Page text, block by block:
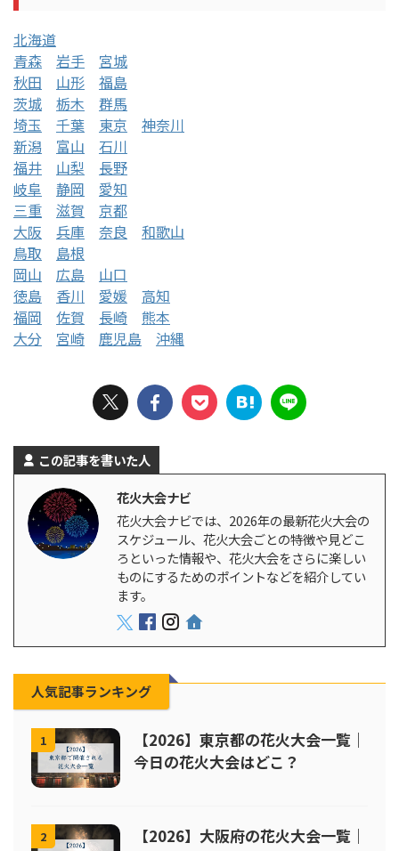
北海道
青森
岩手
宮城
秋田
山形
福島
茨城
栃木
群馬
埼玉
千葉 東京
神奈川
新潟
富山
石川
福井
山梨
長野
岐阜
静岡
愛知
三重
滋賀
京都
大阪
兵庫 奈良
和歌山
鳥取
島根
岡山
広島
山口
徳島
香川 愛媛
高知
福岡
佐賀 長崎
熊本
大分
宮崎 鹿児島 沖縄
この記事を書いた人
花火大会ナビ
花火大会ナビでは、2026年の最新花火大会の
スケジュール、花火大会ごとの特徴や見どこ
ろといった情報や、花火大会をさらに楽しい
ものにするためのポイントなどを紹介してい
ます。
人気記事ランキング
1
【2026】東京都の花火大会一覧｜
今日の花火大会はどこ？
2
【2026】大阪府の花火大会一覧｜